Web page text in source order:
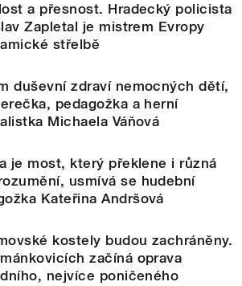
a přesnost. Hradecký policista
Zapletal je mistrem Evropy
střelbě
duševní zdraví nemocných dětí,
pedagožka a herní
Michaela Váňová
je most, který překlene i různá
usmívá se hudební
Kateřina Andršová
kostely budou zachráněny.
začíná oprava
nejvíce poničeného